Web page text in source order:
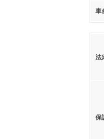
車
法
保